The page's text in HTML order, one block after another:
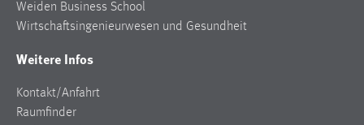
Weiden Business School
Wirtschaftsingenieurwesen und Gesundheit
Weitere Infos
Kontakt/Anfahrt
Raumfinder